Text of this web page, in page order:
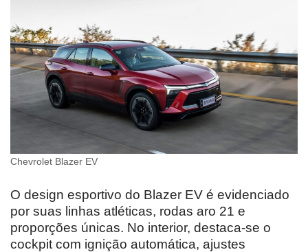
Chevrolet Blazer EV
O design esportivo do Blazer EV é evidenciado
por suas linhas atléticas, rodas aro 21 e
proporções únicas. No interior, destaca-se o
cockpit com ignição automática, ajustes